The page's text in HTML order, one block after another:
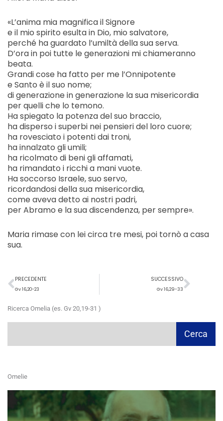
«L’anima mia magnifica il Signore
e il mio spirito esulta in Dio, mio salvatore,
perché ha guardato l’umiltà della sua serva.
D’ora in poi tutte le generazioni mi chiameranno
beata.
Grandi cose ha fatto per me l’Onnipotente
e Santo è il suo nome;
di generazione in generazione la sua misericordia
per quelli che lo temono.
Ha spiegato la potenza del suo braccio,
ha disperso i superbi nei pensieri del loro cuore;
ha rovesciato i potenti dai troni,
ha innalzato gli umili;
ha ricolmato di beni gli affamati,
ha rimandato i ricchi a mani vuote.
Ha soccorso Israele, suo servo,
ricordandosi della sua misericordia,
come aveva detto ai nostri padri,
per Abramo e la sua discendenza, per sempre».
Maria rimase con lei circa tre mesi, poi tornò a casa
sua.
Precedente
PRECEDENTE
Gv 16,20-23
SUCCESSIVO
Gv 16,29-33
Ricerca Omelia (es. Gv 20,19-31 )
Cerca
Omelie